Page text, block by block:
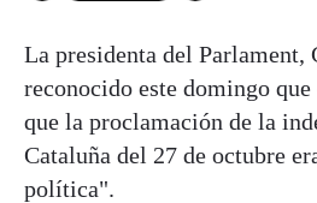
La presidenta del Parlament,
reconocido este domingo
que la proclamación de la
Cataluña del 27 de octubre
política".